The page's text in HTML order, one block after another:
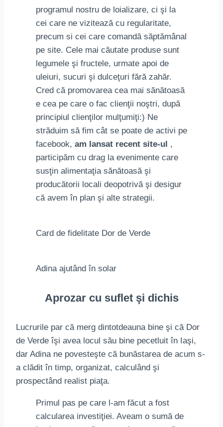
programul nostru de loializare, ci şi la
cei care ne vizitează cu regularitate,
precum si cei care comandă săptămânal
pe site. Cele mai căutate produse sunt
legumele şi fructele, urmate apoi de
uleiuri, sucuri şi dulceţuri fără zahăr.
Cred că promovarea cea mai sănătoasă
e cea pe care o fac clienţii noştri, după
principiul clienţilor mulţumiţi:) Ne
străduim să fim cât se poate de activi pe
facebook, am lansat recent site-ul ,
participăm cu drag la evenimente care
susţin alimentaţia sănătoasă şi
producătorii locali deopotrivă şi desigur
că avem în plan şi alte strategii.
Card de fidelitate Dor de Verde
Adina ajutând în solar
Aprozar cu suflet şi dichis
Lucrurile par că merg dintotdeauna bine şi că Dor
de Verde îşi avea locul său bine pecetluit în Iaşi,
dar Adina ne povesteşte că bunăstarea de acum s-
a clădit în timp, organizat, calculând şi
prospectând realist piaţa.
Primul pas pe care l-am făcut a fost
calcularea investiţiei. Aveam o sumă de